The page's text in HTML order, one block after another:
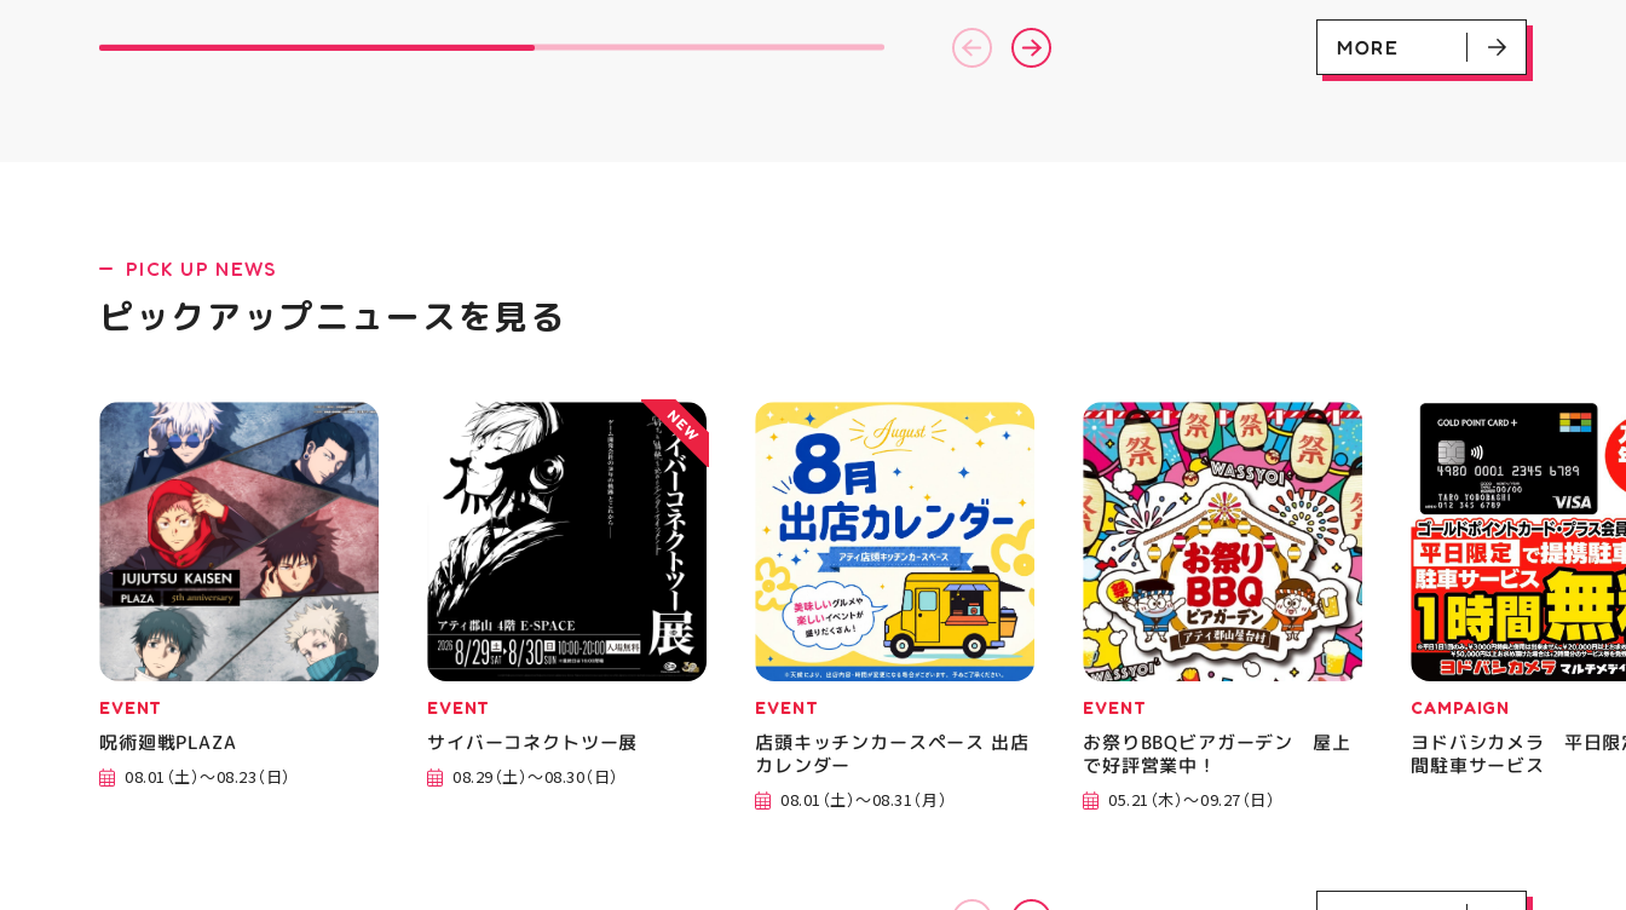
大歓迎です お洋服・バッグ・小
を横にスワイプして、完成まで
の様子も見てね #ピアネージュ
手作り 洋裁 ソーイング 郡山市
郡山 福島県 手作りのある暮ら
ご予約、ご来店お待ちしており
ます️ #ホワイトニンク #ホワイ
おでかけ #夏の思い出 #BBQ
MORE
PICK UP NEWS
ピックアップニュースを見る
EVENT
呪術廻戦PLAZA
08.01（土）～08.23（日）
EVENT
サイバーコネクトツー展
08.29（土）～08.30（日）
NEW
EVENT
店頭キッチンカースペース 出店
カレンダー
08.01（土）～08.31（月）
EVENT
お祭りBBQビアガーデン 屋上
で好評営業中！
05.21（木）～09.27（日）
CAMPAIGN
ヨドバシカメラ 平日限
間駐車サービス